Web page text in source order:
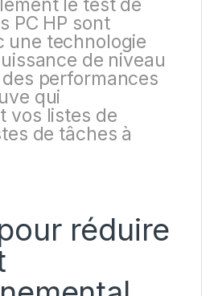
PC HP sont
une technologie
de niveau
performances
qui
vos listes de
de tâches à
réduire